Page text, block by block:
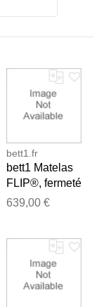
bett1.fr
bett1 Matelas
FLIP®, fermeté
moyenne (H3),
639,00 €